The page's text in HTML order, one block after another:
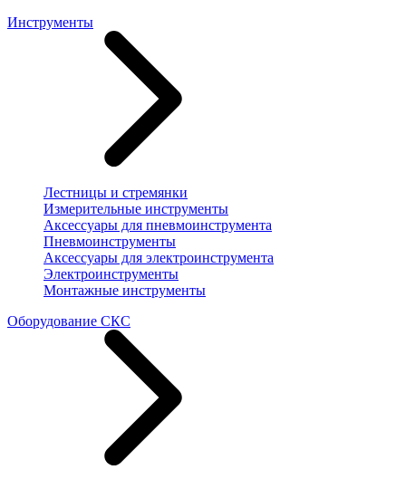
Инструменты
Лестницы и стремянки
Измерительные инструменты
Аксессуары для пневмоинструмента
Пневмоинструменты
Аксессуары для электроинструмента
Электроинструменты
Монтажные инструменты
Оборудование СКС